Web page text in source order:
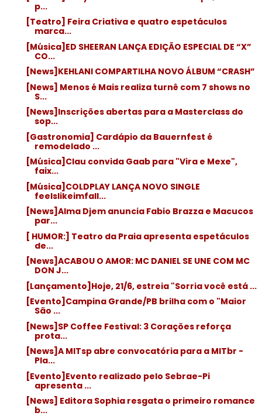
p...
[Teatro] Feira Criativa e quatro espetáculos
marca...
[Música]ED SHEERAN LANÇA EDIÇÃO ESPECIAL DE “X”
CO...
[News]KEHLANI COMPARTILHA NOVO ÁLBUM “CRASH”
[News] Menos é Mais realiza turnê com 7 shows no
S...
[News]Inscrições abertas para a Masterclass do
sop...
[Gastronomia] Cardápio da Bauernfest é
remodelado ...
[Música]Clau convida Gaab para "Vira e Mexe",
faix...
[Música]COLDPLAY LANÇA NOVO SINGLE
feelslikeimfall...
[News]Alma Djem anuncia Fabio Brazza e Macucos
par...
[ HUMOR:] Teatro da Praia apresenta espetáculos
de...
[News]ACABOU O AMOR: MC DANIEL SE UNE COM MC
DON J...
[Lançamento]Hoje, 21/6, estreia "Sorria você está ...
[Evento]Campina Grande/PB brilha com o "Maior
São ...
[News]SP Coffee Festival: 3 Corações reforça
prota...
[News]A MITsp abre convocatória para a MITbr -
Pla...
[Evento]Evento realizado pelo Sebrae-Pi
apresenta ...
[News] Editora Sophia resgata o primeiro romance
b...